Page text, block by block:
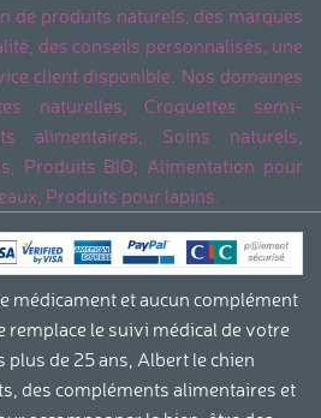
de produits naturels, des marques
des conseils personnalisés, une
client disponible. Nos domaines
naturelles, Croquettes semi-
alimentaires, Soins naturels,
Produits BIO, Alimentation pour
Produits pour lapins.
médicament et aucun complément
remplace le suivi médical de votre
de 25 ans, Albert le chien
des compléments alimentaires et